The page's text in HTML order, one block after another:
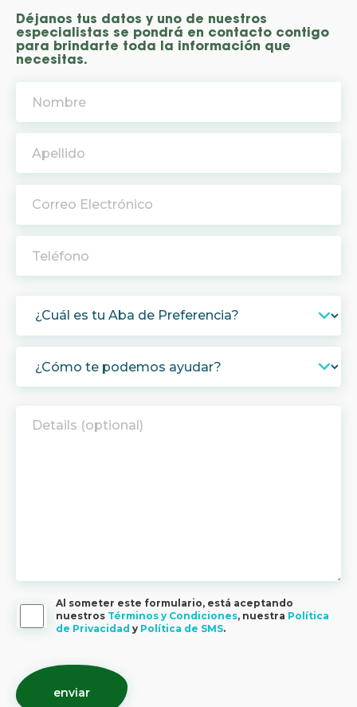
Déjanos tus datos y uno de nuestros
especialistas se pondrá en contacto contigo
para brindarte toda la información que
necesitas.
Al someter este formulario, está aceptando
nuestros Términos y Condiciones, nuestra Política
de Privacidad y Política de SMS.